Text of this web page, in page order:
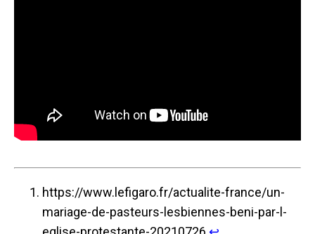
https://www.lefigaro.fr/actualite-france/un-
mariage-de-pasteurs-lesbiennes-beni-par-l-